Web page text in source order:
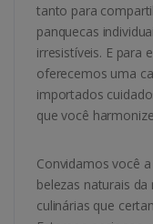
tanto para
panquecas
irresistíveis. E para
oferecemos uma
importados
que você
Convidamos você
belezas naturais
culinárias que